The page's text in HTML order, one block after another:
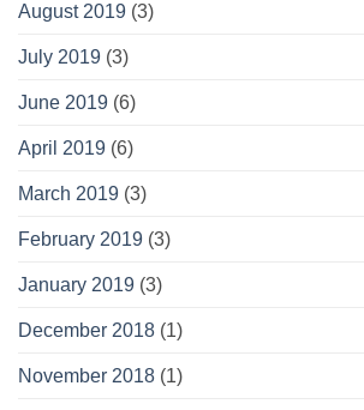
August 2019 (3)
July 2019 (3)
June 2019 (6)
April 2019 (6)
March 2019 (3)
February 2019 (3)
January 2019 (3)
December 2018 (1)
November 2018 (1)